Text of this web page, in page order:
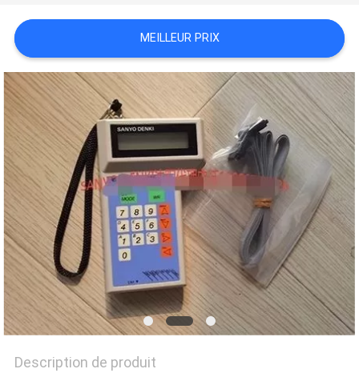
CITATION
PLAN
DU
SITE
PRIVACY
POLICY
MEILLEUR PRIX
Description de produit